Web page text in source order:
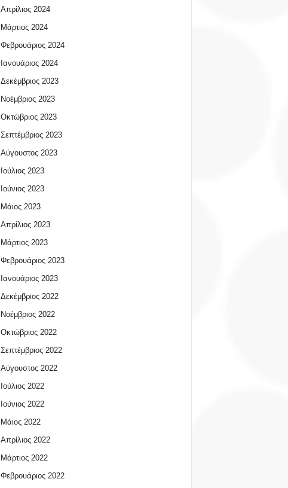
Απρίλιος 2024
Μάρτιος 2024
Φεβρουάριος 2024
Ιανουάριος 2024
Δεκέμβριος 2023
Νοέμβριος 2023
Οκτώβριος 2023
Σεπτέμβριος 2023
Αύγουστος 2023
Ιούλιος 2023
Ιούνιος 2023
Μάιος 2023
Απρίλιος 2023
Μάρτιος 2023
Φεβρουάριος 2023
Ιανουάριος 2023
Δεκέμβριος 2022
Νοέμβριος 2022
Οκτώβριος 2022
Σεπτέμβριος 2022
Αύγουστος 2022
Ιούλιος 2022
Ιούνιος 2022
Μάιος 2022
Απρίλιος 2022
Μάρτιος 2022
Φεβρουάριος 2022